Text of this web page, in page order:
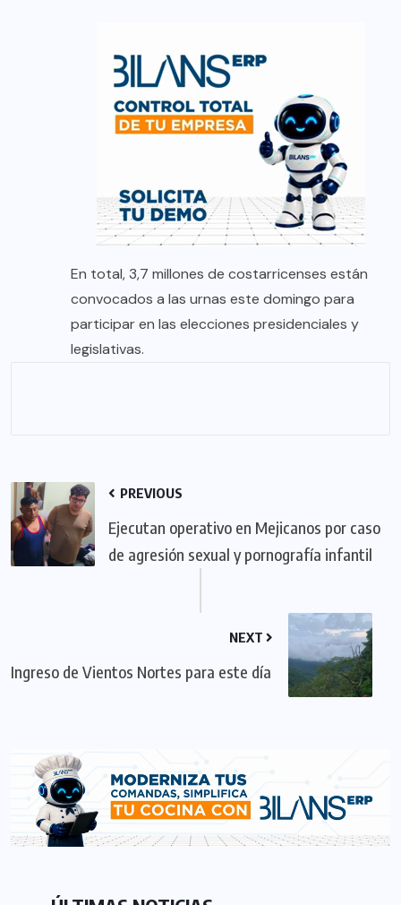
En total, 3,7 millones de costarricenses están
convocados a las urnas este domingo para
participar en las elecciones presidenciales y
legislativas.
PREVIOUS
Ejecutan operativo en Mejicanos por caso
de agresión sexual y pornografía infantil
NEXT
Ingreso de Vientos Nortes para este día